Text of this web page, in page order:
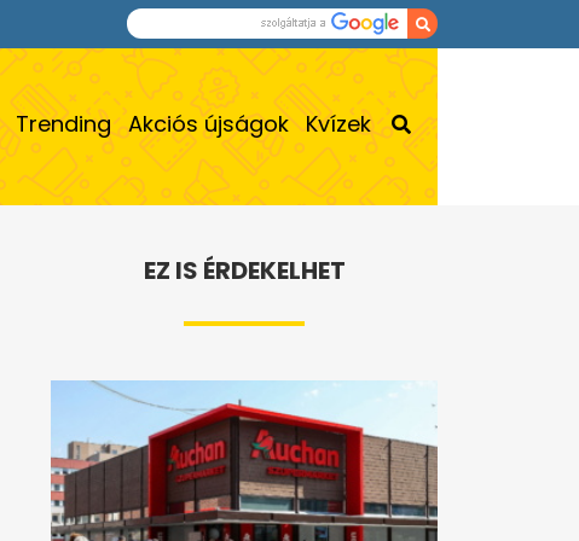
Trending Akciós újságok Kvízek
EZ IS ÉRDEKELHET